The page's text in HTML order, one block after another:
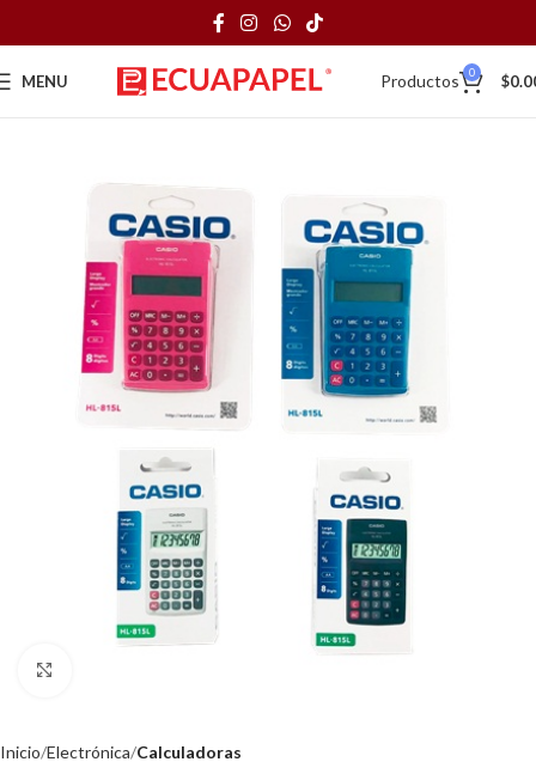
MENU Productos 0 $
Inicio Electrónica Calculadoras